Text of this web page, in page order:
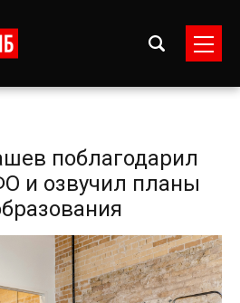
поблагодарил
и озвучил планы